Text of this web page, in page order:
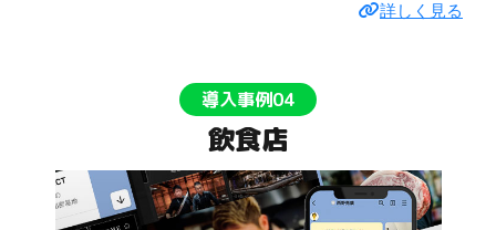
詳しく見る
導入事例04
飲食店